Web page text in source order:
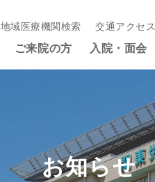
地域医療機関検索 交通アクセス
ご来院の方 入院・面会
お知らせ